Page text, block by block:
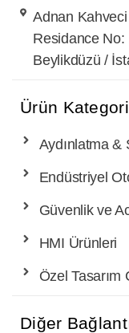
Adnan
Residance No:
Beylikdüzü /
Ürün
Aydınlatma &
Endüstriyel
Güvenlik ve
HMI Ürünleri
Özel Tasarım
Diğer